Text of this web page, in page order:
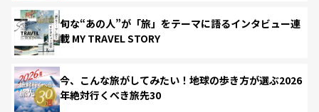
旬な“あの人”が「旅」をテーマに語るインタビュー連
載 MY TRAVEL STORY
今、こんな旅がしてみたい！地球の歩き方が選ぶ2026
年絶対行くべき旅先30